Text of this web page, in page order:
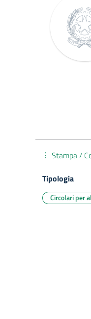
Stampa /
Tipologia
Circolari per